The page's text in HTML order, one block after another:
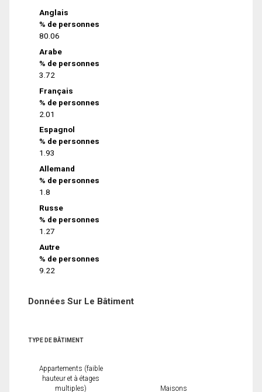
Anglais
% de personnes
80.06
Arabe
% de personnes
3.72
Français
% de personnes
2.01
Espagnol
% de personnes
1.93
Allemand
% de personnes
1.8
Russe
% de personnes
1.27
Autre
% de personnes
9.22
Données Sur Le Bâtiment
TYPE DE BÂTIMENT
Appartements (faible
hauteur et à étages
multiples)
Maisons